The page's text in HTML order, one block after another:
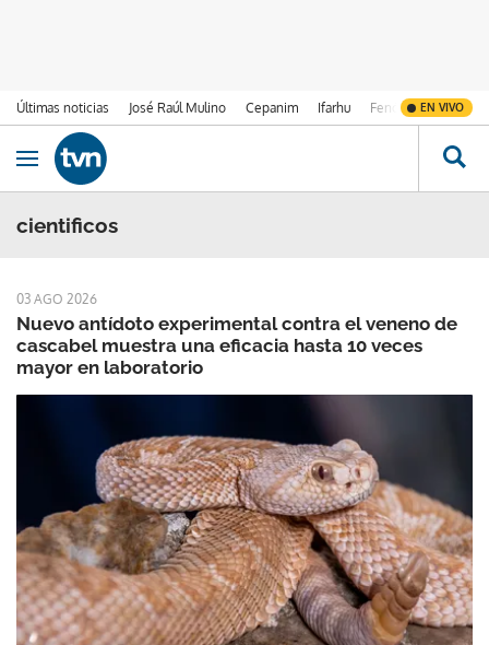
Últimas noticias José Raúl Mulino Cepanim Ifarhu Fenómeno de El
EN VIVO
Ir al contenido
Obrir navegació
cientificos
03 AGO 2026
Nuevo antídoto experimental contra el veneno de
cascabel muestra una eficacia hasta 10 veces
mayor en laboratorio